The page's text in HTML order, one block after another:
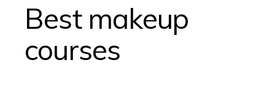
Best makeup
courses